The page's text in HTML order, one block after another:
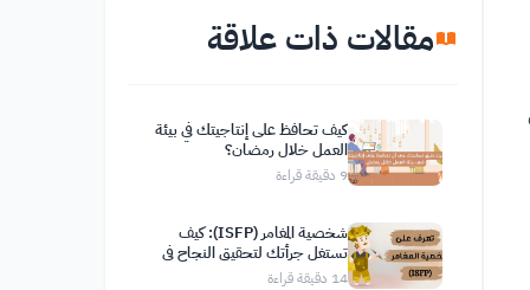
مقالات ذات علاقة
كيف تحافظ على إنتاجيتك في بيئة
العمل خلال رمضان؟
9 دقيقة قراءة
شخصية المغامر (ISFP): كيف
تستغل جرأتك لتحقيق النجاح في
حياتك
14 دقيقة قراءة